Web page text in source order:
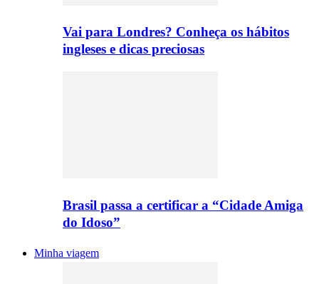
Vai para Londres? Conheça os hábitos
ingleses e dicas preciosas
Brasil passa a certificar a “Cidade Amiga
do Idoso”
Minha viagem